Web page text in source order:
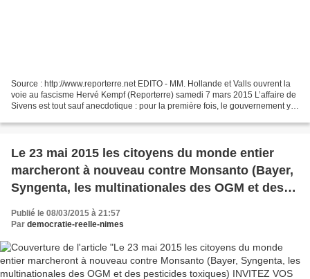
Source : http://www.reporterre.net EDITO - MM. Hollande et Valls ouvrent la
voie au fascisme Hervé Kempf (Reporterre) samedi 7 mars 2015 L’affaire de
Sivens est tout sauf anecdotique : pour la première fois, le gouvernement y a
Le 23 mai 2015 les citoyens du monde entier
marcheront à nouveau contre Monsanto (Bayer,
Syngenta, les multinationales des OGM et des
REJOIGNEZ LE COMBAT CONTRE MONSANTO
Publié le 08/03/2015 à 21:57
Par democratie-reelle-nimes